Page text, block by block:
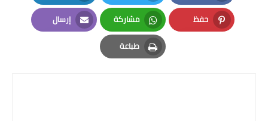
Facebook
Twitter
LinkedIn
حفظ
Pinterest
مشاركة
Whatsapp
إرسال
Email
طباعة
Print